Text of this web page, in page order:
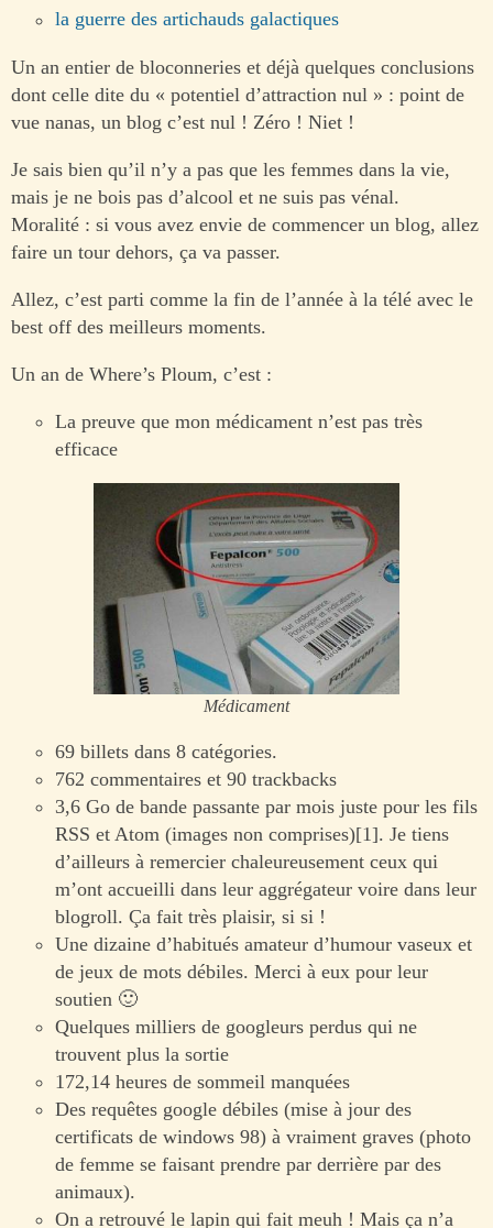
la guerre des artichauds galactiques
Un an entier de bloconneries et déjà quelques conclusions
dont celle dite du « potentiel d’attraction nul » : point de
vue nanas, un blog c’est nul ! Zéro ! Niet !
Je sais bien qu’il n’y a pas que les femmes dans la vie,
mais je ne bois pas d’alcool et ne suis pas vénal.
Moralité : si vous avez envie de commencer un blog, allez
faire un tour dehors, ça va passer.
Allez, c’est parti comme la fin de l’année à la télé avec le
best off des meilleurs moments.
Un an de Where’s Ploum, c’est :
La preuve que mon médicament n’est pas très
efficace
Médicament
69 billets dans 8 catégories.
762 commentaires et 90 trackbacks
3,6 Go de bande passante par mois juste pour les fils
RSS et Atom (images non comprises)[1]. Je tiens
d’ailleurs à remercier chaleureusement ceux qui
m’ont accueilli dans leur aggrégateur voire dans leur
blogroll. Ça fait très plaisir, si si !
Une dizaine d’habitués amateur d’humour vaseux et
de jeux de mots débiles. Merci à eux pour leur
soutien 🙂
Quelques milliers de googleurs perdus qui ne
trouvent plus la sortie
172,14 heures de sommeil manquées
Des requêtes google débiles (mise à jour des
certificats de windows 98) à vraiment graves (photo
de femme se faisant prendre par derrière par des
animaux).
On a retrouvé le lapin qui fait meuh ! Mais ça n’a